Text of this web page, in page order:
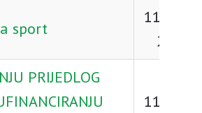
sport
11. lipnja
2026.
PRIJEDLOG
11. lipnja